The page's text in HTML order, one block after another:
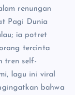
renungan
Pagi Dunia
ia potret
tercinta
tren self-
lagu ini viral
bahwa